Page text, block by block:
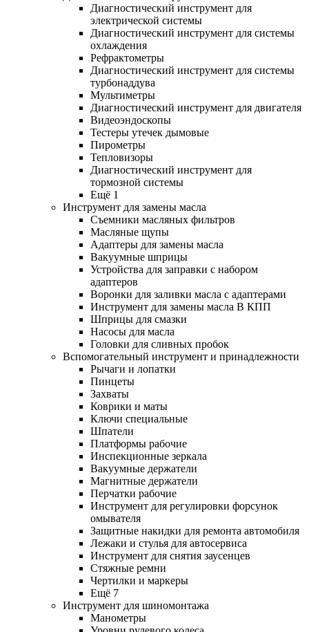
Диагностический инструмент для
электрической системы
Диагностический инструмент для системы
охлаждения
Рефрактометры
Диагностический инструмент для системы
турбонаддува
Мультиметры
Диагностический инструмент для двигателя
Видеоэндоскопы
Тестеры утечек дымовые
Пирометры
Тепловизоры
Диагностический инструмент для
тормозной системы
Ещё 1
Инструмент для замены масла
Съемники масляных фильтров
Масляные щупы
Адаптеры для замены масла
Вакуумные шприцы
Устройства для заправки с набором
адаптеров
Воронки для заливки масла с адаптерами
Инструмент для замены масла В КПП
Шприцы для смазки
Насосы для масла
Головки для сливных пробок
Вспомогательный инструмент и принадлежности
Рычаги и лопатки
Пинцеты
Захваты
Коврики и маты
Ключи специальные
Шпатели
Платформы рабочие
Инспекционные зеркала
Вакуумные держатели
Магнитные держатели
Перчатки рабочие
Инструмент для регулировки форсунок
омывателя
Защитные накидки для ремонта автомобиля
Лежаки и стулья для автосервиса
Инструмент для снятия заусенцев
Стяжные ремни
Чертилки и маркеры
Ещё 7
Инструмент для шиномонтажа
Манометры